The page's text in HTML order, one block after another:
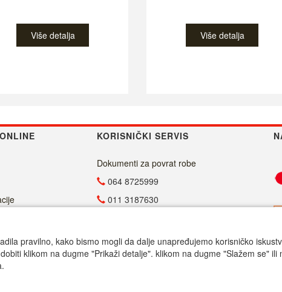
Više detalja Više detalja
KORISNIČKI SERVIS
Dokumenti za povrat robe
064 8725999
011 3187630
info@malasrpskaprodavnica.com
Radno vreme
pravilno, kako bismo mogli da dalje unapređujemo korisničko
klikom na dugme "Prikaži detalje". klikom na dugme "Slažem se"